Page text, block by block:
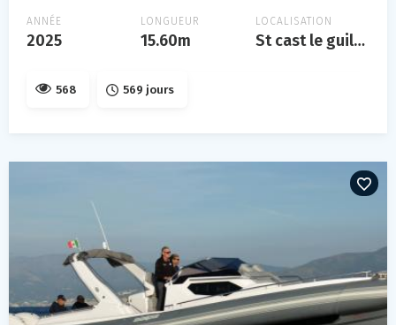
ANNÉE
2025
LONGUEUR
15.60m
LOCALISATION
St cast le guildo
568 569 jours